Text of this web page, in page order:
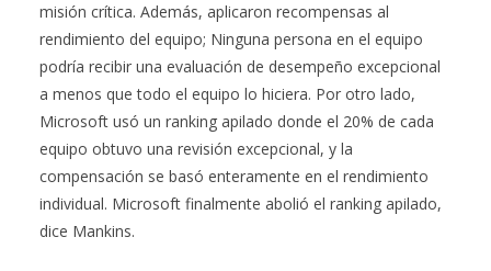
misión crítica. Además, aplicaron recompensas al
rendimiento del equipo; Ninguna persona en el equipo
podría recibir una evaluación de desempeño excepcional
a menos que todo el equipo lo hiciera. Por otro lado,
Microsoft usó un ranking apilado donde el 20% de cada
equipo obtuvo una revisión excepcional, y la
compensación se basó enteramente en el rendimiento
individual. Microsoft finalmente abolió el ranking apilado,
dice Mankins.